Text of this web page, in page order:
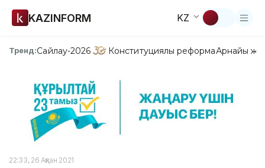
KAZINFORM KZ
Тренд:Сайлау-2026 Конституциялық реформаАрнайы
22:33, 26 Ақпан 2021